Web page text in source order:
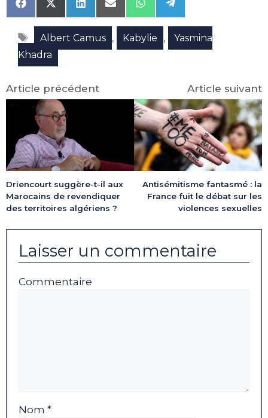
Share
on
Facebook
Share
on
X
(Twitter)
Share
on
LinkedIn
Share
on
Email
Share
on
WhatsApp
Share
on
Telegram
Étiquettes
Albert Camus , Kabylie ,
Yasmina
Khadra
Article précédent
Driencourt suggère-t-il aux
Marocains de revendiquer
des territoires algériens ?
Article suivant
Antisémitisme fantasmé : la
France fuit le débat sur les
violences sexuelles
Laisser un commentaire
Commentaire
Nom *